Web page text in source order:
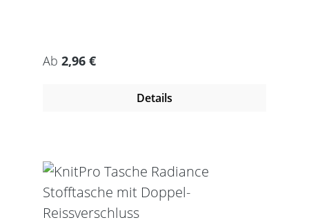
Regulärer Preis:
Ab 2,96 €
Details